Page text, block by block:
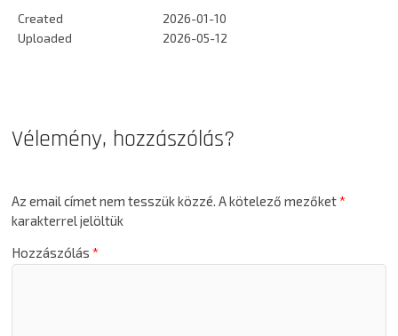
Created
2026-01-10
Uploaded
2026-05-12
Vélemény, hozzászólás?
Az email címet nem tesszük közzé. A kötelező mezőket*
karakterrel jelöltük
Hozzászólás*